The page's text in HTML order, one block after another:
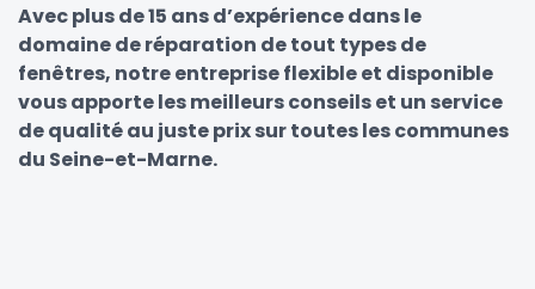
Avec plus de 15 ans d’expérience dans le
domaine de réparation de tout types de
fenêtres, notre entreprise flexible et disponible
vous apporte les meilleurs conseils et un service
de qualité au juste prix sur toutes les communes
du Seine-et-Marne.